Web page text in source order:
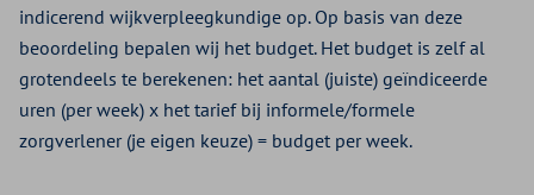
indicerend wijkverpleegkundige op. Op basis van deze
beoordeling bepalen wij het budget. Het budget is zelf al
grotendeels te berekenen: het aantal (juiste) geïndiceerde
uren (per week) x het tarief bij informele/formele
zorgverlener (je eigen keuze) = budget per week.